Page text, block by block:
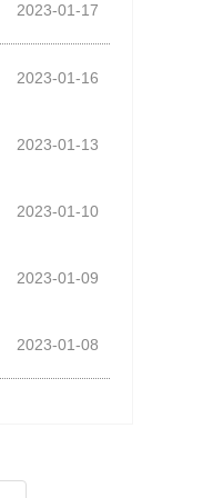
2023-01-17
2023-01-16
2023-01-13
2023-01-10
2023-01-09
2023-01-08